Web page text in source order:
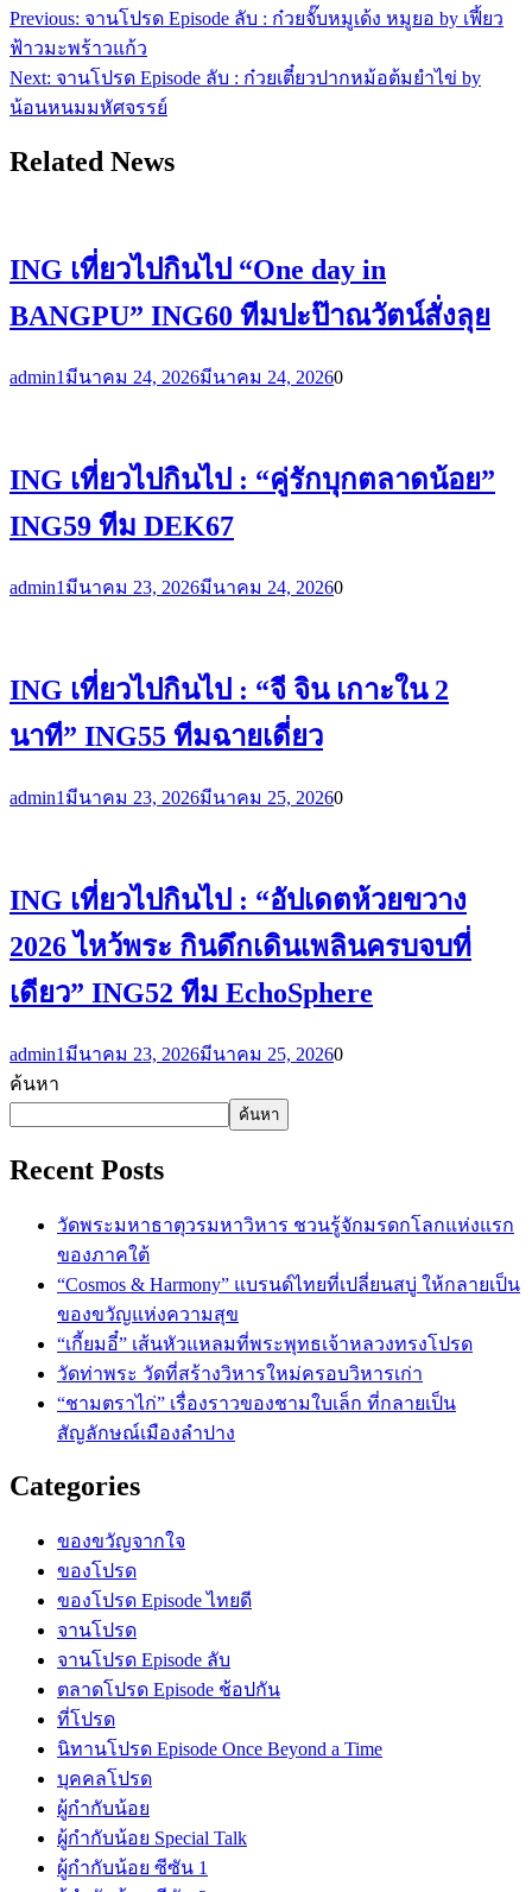
Previous: จานโปรด Episode ลับ : ก๋วยจั๊บหมูเด้ง หมูยอ by เฟี้ยว
ฟ้าวมะพร้าวแก้ว
Next: จานโปรด Episode ลับ : ก๋วยเตี๋ยวปากหม้อต้มยำไข่ by
น้อนหนมมหัศจรรย์
Related News
ING เที่ยวไปกินไป “One day in
BANGPU” ING60 ทีมปะป๊าณวัตน์สั่งลุย
admin1 มีนาคม 24, 2026มีนาคม 24, 20260
ING เที่ยวไปกินไป : “คู่รักบุกตลาดน้อย”
ING59 ทีม DEK67
admin1 มีนาคม 23, 2026มีนาคม 24, 20260
ING เที่ยวไปกินไป : “จี จิน เกาะใน 2
นาที” ING55 ทีมฉายเดี่ยว
admin1 มีนาคม 23, 2026มีนาคม 25, 20260
ING เที่ยวไปกินไป : “อัปเดตห้วยขวาง
2026 ไหว้พระ กินดึกเดินเพลินครบจบที่
เดียว” ING52 ทีม EchoSphere
admin1 มีนาคม 23, 2026มีนาคม 25, 20260
ค้นหา
ค้นหา
Recent Posts
วัดพระมหาธาตุวรมหาวิหาร ชวนรู้จักมรดกโลกแห่งแรก
ของภาคใต้
“Cosmos & Harmony” แบรนด์ไทยที่เปลี่ยนสบู่ ให้กลายเป็น
ของขวัญแห่งความสุข
“เกี้ยมอี๋” เส้นหัวแหลมที่พระพุทธเจ้าหลวงทรงโปรด
วัดท่าพระ วัดที่สร้างวิหารใหม่ครอบวิหารเก่า
“ชามตราไก่” เรื่องราวของชามใบเล็ก ที่กลายเป็น
สัญลักษณ์เมืองลำปาง
Categories
ของขวัญจากใจ
ของโปรด
ของโปรด Episode ไทยดี
จานโปรด
จานโปรด Episode ลับ
ตลาดโปรด Episode ช้อปกัน
ที่โปรด
นิทานโปรด Episode Once Beyond a Time
บุคคลโปรด
ผู้กำกับน้อย
ผู้กำกับน้อย Special Talk
ผู้กำกับน้อย ซีซัน 1